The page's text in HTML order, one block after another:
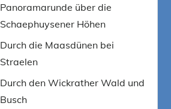
Panoramarunde über die
Schaephuysener Höhen
Durch die Maasdünen bei
Straelen
Durch den Wickrather Wald und
Busch